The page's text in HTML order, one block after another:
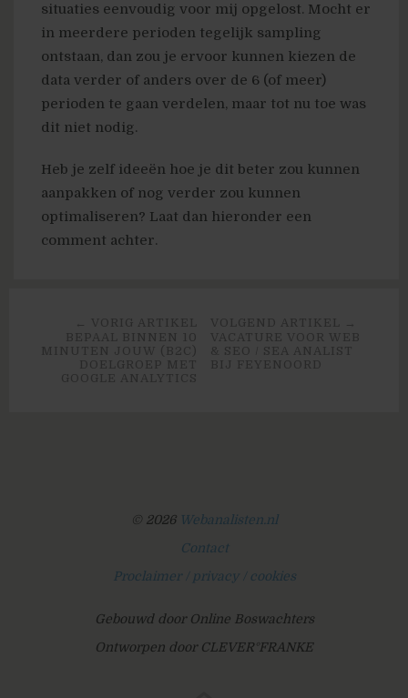
situaties eenvoudig voor mij opgelost. Mocht er
in meerdere perioden tegelijk sampling
ontstaan, dan zou je ervoor kunnen kiezen de
data verder of anders over de 6 (of meer)
perioden te gaan verdelen, maar tot nu toe was
dit niet nodig.
Heb je zelf ideeën hoe je dit beter zou kunnen
aanpakken of nog verder zou kunnen
optimaliseren? Laat dan hieronder een
comment achter.
VOLGEND ARTIKEL →
VACATURE VOOR WEB
& SEO / SEA ANALIST
BIJ FEYENOORD
← VORIG ARTIKEL
BEPAAL BINNEN 10
MINUTEN JOUW (B2C)
DOELGROEP MET
GOOGLE ANALYTICS
© 2026 Webanalisten.nl
Contact
Proclaimer / privacy / cookies
Gebouwd door Online Boswachters
Ontworpen door CLEVER°FRANKE